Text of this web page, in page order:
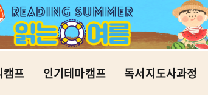
캠프 인기테마캠프 독서지도사과정